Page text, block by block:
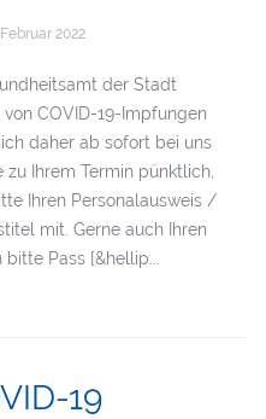
2022
der Stadt
COVID-19-Impfungen
daher ab sofort bei uns
Ihrem Termin pünktlich,
Ihren Personalausweis /
mit. Gerne auch Ihren
Pass [&hellip...
19